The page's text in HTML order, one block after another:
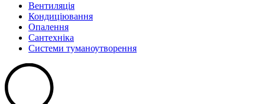
Вентиляція
Кондиціювання
Опалення
Сантехніка
Системи туманоутворення